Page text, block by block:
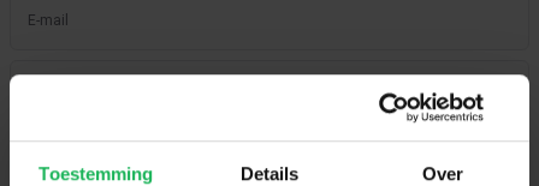
Toestemming Details Over
E-mail
Log in